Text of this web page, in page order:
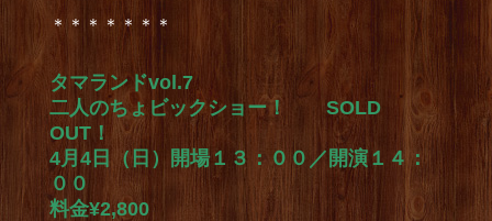
＊＊＊＊＊＊＊
タマランドvol.7
二人のちょビックショー！ SOLD
OUT！
4月4日（日）開場１３：００／開演１４：
００
料金¥2,800